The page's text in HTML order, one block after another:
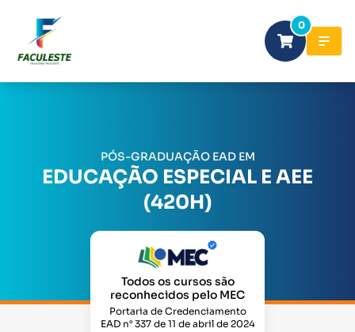
0
PÓS-GRADUAÇÃO EAD EM
EDUCAÇÃO ESPECIAL E AEE
(420H)
Todos os cursos são
reconhecidos pelo MEC
Portaria de Credenciamento
EAD n° 337 de 11 de abril de 2024